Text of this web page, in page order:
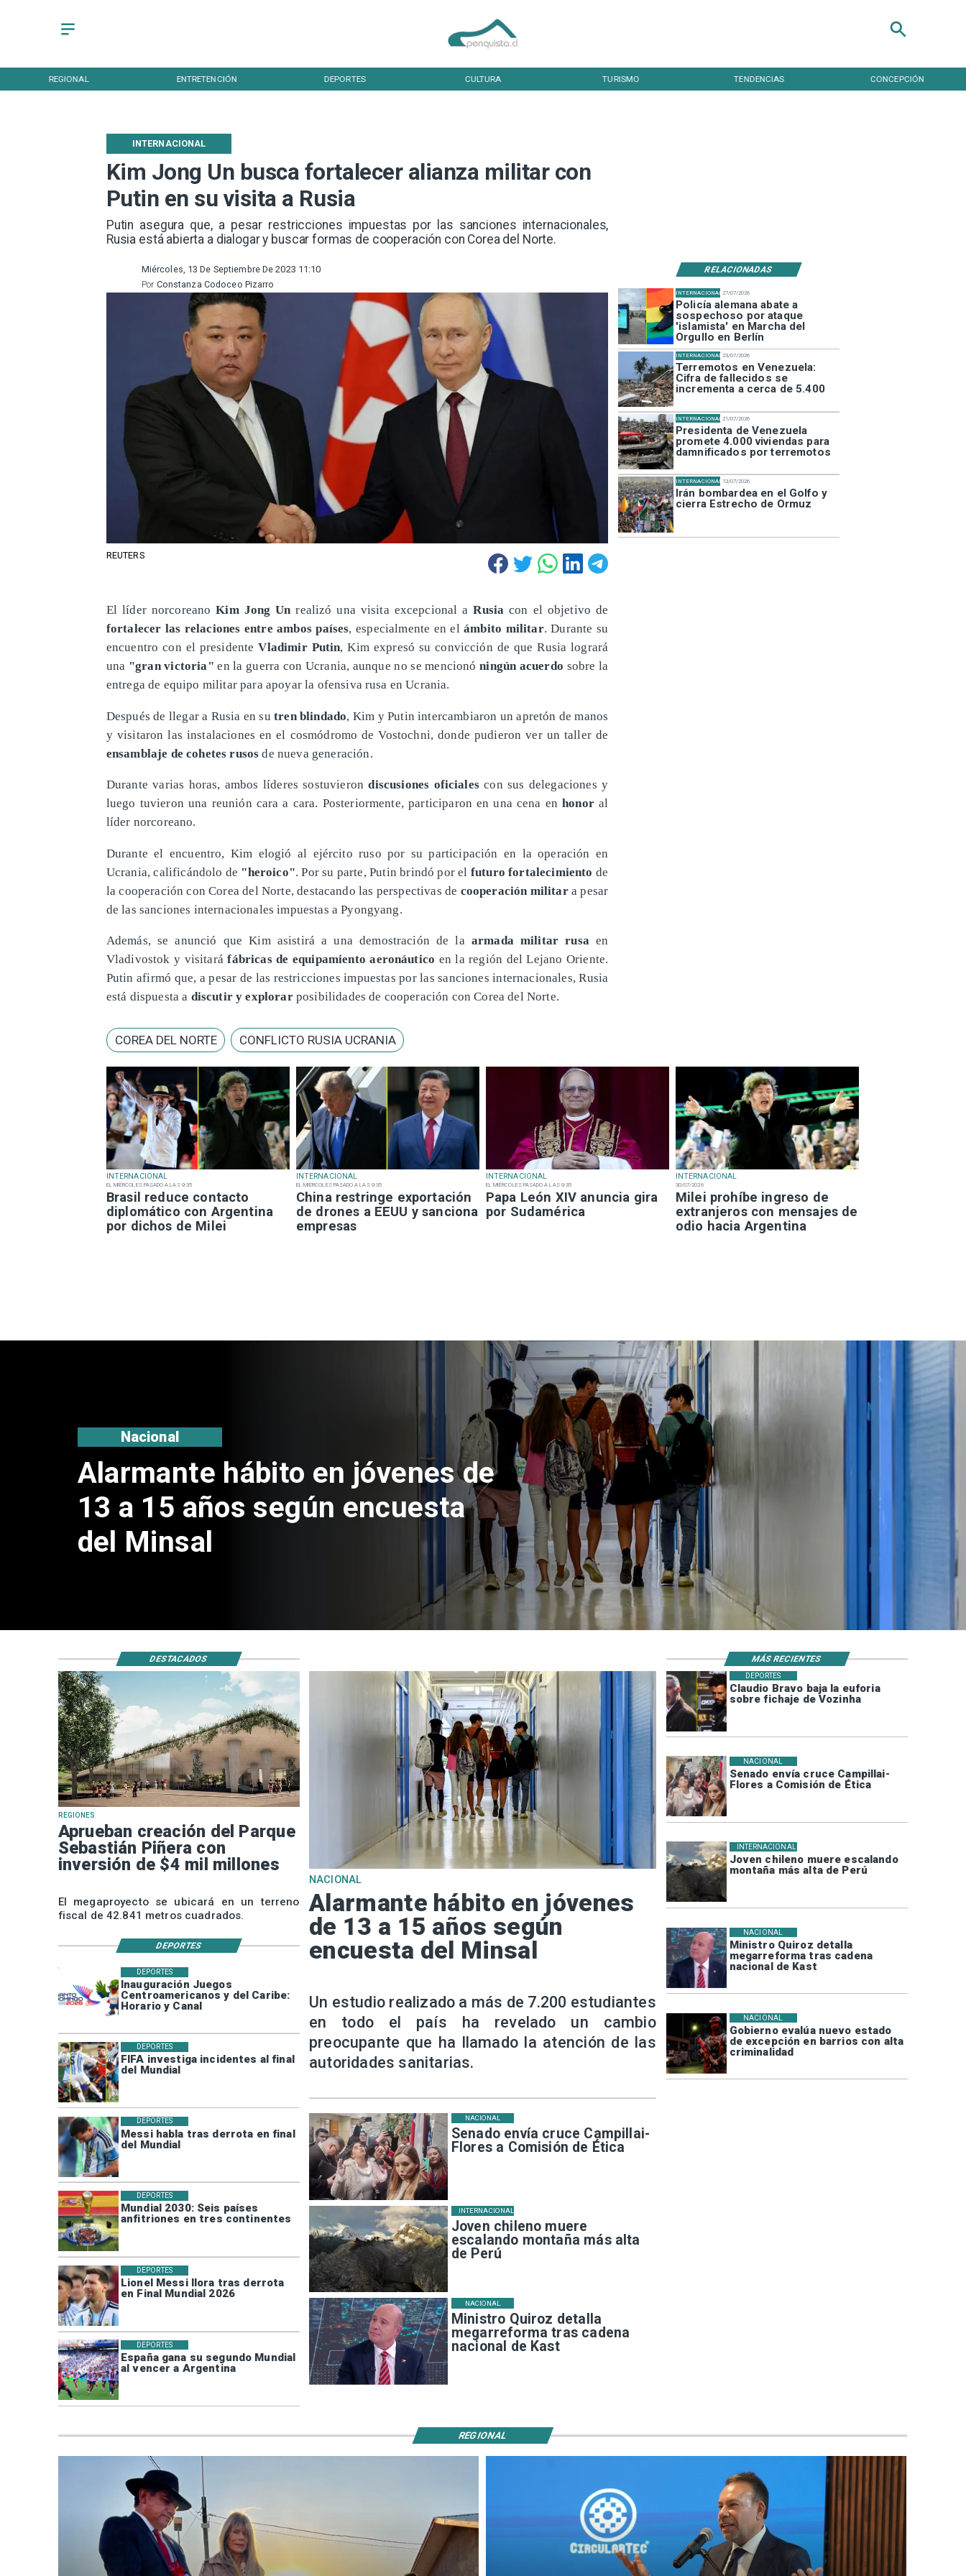
REGIONAL ENTRETENCIÓN DEPORTES CULTURA TURISMO TENDENCIAS CONCEPCIÓN
Kim Jong Un busca fortalecer alianza militar con
Putin en su visita a Rusia
Putin asegura que, a pesar restricciones impuestas por las sanciones internacionales,
Rusia está abierta a dialogar y buscar formas de cooperación con Corea del Norte.
INTERNACIONAL
RELACIONADAS
Miércoles, 13 De Septiembre De 2023 11:10
Constanza Codoceo Pizarro
Por
REUTERS
INTERNACIONAL
EL MIÉRCOLES PASADO A LAS 9:35
Brasil reduce contacto
diplomático con Argentina
por dichos de Milei
INTERNACIONAL
EL MIÉRCOLES PASADO A LAS 9:35
China restringe exportación
de drones a EEUU y sanciona
empresas
INTERNACIONAL
EL MIÉRCOLES PASADO A LAS 9:35
Papa León XIV anuncia gira
por Sudamérica
INTERNACIONAL
30/07/2026
Milei prohíbe ingreso de
extranjeros con mensajes de
odio hacia Argentina
27/07/2026
Policía alemana abate a
sospechoso por ataque
'islamista' en Marcha del
Orgullo en Berlín
INTERNACIONAL
23/07/2026
Terremotos en Venezuela:
Cifra de fallecidos se
incrementa a cerca de 5.400
INTERNACIONAL
21/07/2026
Presidenta de Venezuela
promete 4.000 viviendas para
damnificados por terremotos
INTERNACIONAL
13/07/2026
Irán bombardea en el Golfo y
cierra Estrecho de Ormuz
INTERNACIONAL
El líder norcoreano Kim Jong Unrealizó una visita excepcional aRusiacon el objetivo de
fortalecer las relaciones entre ambos países, especialmente en elámbito militar. Durante su
encuentro con el presidente Vladimir Putin, Kim expresó su convicción de que Rusia logrará
una "gran victoria"en la guerra con Ucrania, aunque no se mencionó ningún acuerdo sobre la
entrega de equipo militar para apoyar la ofensiva rusa en Ucrania.
Después de llegar a Rusia en sutren blindado, Kim y Putin intercambiaron un apretón de manos
y visitaron las instalaciones en el cosmódromo de Vostochni, donde pudieron ver un taller de
ensamblaje de cohetes rusos de nueva generación.
Durante varias horas, ambos líderes sostuvierondiscusiones oficialescon sus delegaciones y
luego tuvieron una reunión cara a cara. Posteriormente, participaron en una cena enhonoral
líder norcoreano.
Durante el encuentro, Kim elogió al ejército ruso por su participación en la operación en
Ucrania, calificándolo de "heroico". Por su parte, Putin brindó por el futuro fortalecimiento de
la cooperación con Corea del Norte, destacando las perspectivas de cooperación militara pesar
de las sanciones internacionales impuestas a Pyongyang.
Además, se anunció que Kim asistirá a una demostración de la armada militar rusa en
Vladivostok y visitaráfábricas de equipamiento aeronáutico en la región del Lejano Oriente.
Putin afirmó que, a pesar de las restricciones impuestas por las sanciones internacionales, Rusia
está dispuesta a discutir y explorar posibilidades de cooperación con Corea del Norte.
COREA DEL NORTE CONFLICTO RUSIA UCRANIA
Aprueban creación del Parque
Sebastián Piñera con inversión
de $4 mil millones
Regiones
Claudio Bravo baja la euforia
sobre fichaje de Vozinha
DEPORTES
Senado envía cruce Campillai-
Flores a Comisión de Ética
NACIONAL
Joven chileno muere escalando
montaña más alta de Perú
INTERNACIONAL
Ministro Quiroz detalla
megarreforma tras cadena
nacional de Kast
NACIONAL
Gobierno evalúa nuevo estado
de excepción en barrios con alta
criminalidad
NACIONAL
Inauguración Juegos
Centroamericanos y del Caribe:
Horario y Canal
DEPORTES
FIFA investiga incidentes al final
del Mundial
DEPORTES
Messi habla tras derrota en final
del Mundial
DEPORTES
Mundial 2030: Seis países
anfitriones en tres continentes
DEPORTES
Lionel Messi llora tras derrota
en Final Mundial 2026
DEPORTES
España gana su segundo Mundial
al vencer a Argentina
DEPORTES
Senado envía cruce Campillai-
Flores a Comisión de Ética
NACIONAL
Joven chileno muere
escalando montaña más alta
de Perú
INTERNACIONAL
Ministro Quiroz detalla
megarreforma tras cadena
nacional de Kast
NACIONAL
REGIONES
Aprueban creación del Parque
Sebastián Piñera con
inversión de $4 mil millones
El megaproyecto se ubicará en un terreno
fiscal de 42.841 metros cuadrados.
NACIONAL
Alarmante hábito en jóvenes
de 13 a 15 años según
encuesta del Minsal
Un estudio realizado a más de 7.200 estudiantes
en todo el país ha revelado un cambio
preocupante que ha llamado la atención de las
autoridades sanitarias.
DESTACADOS MÁS RECIENTES
DEPORTES
REGIONAL